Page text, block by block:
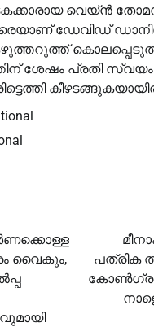
വെയ്ൻ
ഡേവിഡ്
ശേഷം പ്രതി
വൈകും,
പത്രിക